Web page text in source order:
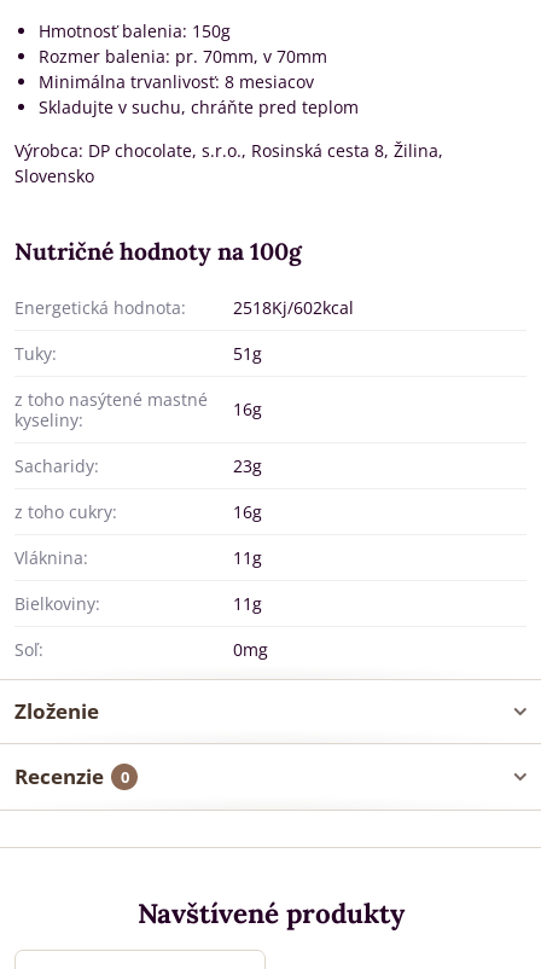
Hmotnosť balenia: 150g
Rozmer balenia: pr. 70mm, v 70mm
Minimálna trvanlivosť: 8 mesiacov
Skladujte v suchu, chráňte pred teplom
Výrobca: DP chocolate, s.r.o., Rosinská cesta 8, Žilina,
Slovensko
Nutričné hodnoty na 100g
Energetická hodnota:
2518Kj/602kcal
Tuky:
51g
z toho nasýtené mastné
kyseliny:
16g
Sacharidy:
23g
z toho cukry:
16g
Vláknina:
11g
Bielkoviny:
11g
Soľ:
0mg
Zloženie
Recenzie 0
Navštívené produkty